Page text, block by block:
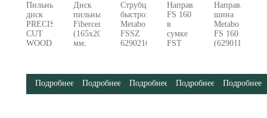
Пильный
диск
PRECISION
CUT
WOOD
Z42
WZ 5°
Подробнее
Диск
пильный
FibercementCutProf
(165x20
мм;
628289000
Подробнее
Струбцина
быстрозажимная
Metabo
FSSZ
629021000
Подробнее
Направляющая
FS 160
в
сумке
FST
Подробнее
шина
Metabo
FS 160
(629011000)
Подробнее